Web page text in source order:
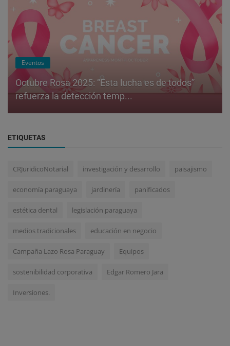
Eventos
Octubre Rosa 2025: “Esta lucha es de todos”
refuerza la detección temp...
ETIQUETAS
CRJuridicoNotarial investigación y desarrollo paisajismo
economía paraguaya jardinería panificados
estética dental legislación paraguaya
medios tradicionales educación en negocio
Campaña Lazo Rosa Paraguay Equipos
sostenibilidad corporativa Edgar Romero Jara
Inversiones.